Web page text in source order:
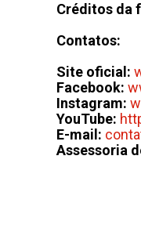
Créditos da
Contatos:
Site oficial:
Facebook:
Instagram:
YouTube:
E-mail:
Assessoria